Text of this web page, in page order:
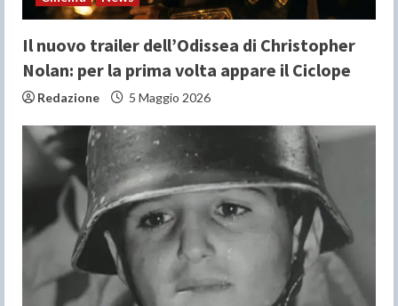
g
Il nuovo trailer dell’Odissea di Christopher
Nolan: per la prima volta appare il Ciclope
Redazione 5 Maggio 2026